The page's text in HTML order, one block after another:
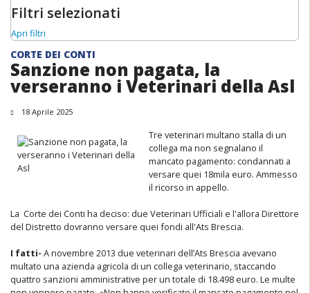
Filtri selezionati
Apri filtri
CORTE DEI CONTI
Sanzione non pagata, la
verseranno i Veterinari della Asl
18 Aprile 2025
Tre veterinari multano stalla di un
collega ma non segnalano il
mancato pagamento: condannati a
versare quei 18mila euro. Ammesso
il ricorso in appello.
La Corte dei Conti ha deciso: due Veterinari Ufficiali e l'allora Direttore
del Distretto dovranno versare quei fondi all'Ats Brescia.
I fatti- A novembre 2013 due veterinari dell’Ats Brescia avevano
multato una azienda agricola di un collega veterinario, staccando
quattro sanzioni amministrative per un totale di 18.498 euro. Le multe